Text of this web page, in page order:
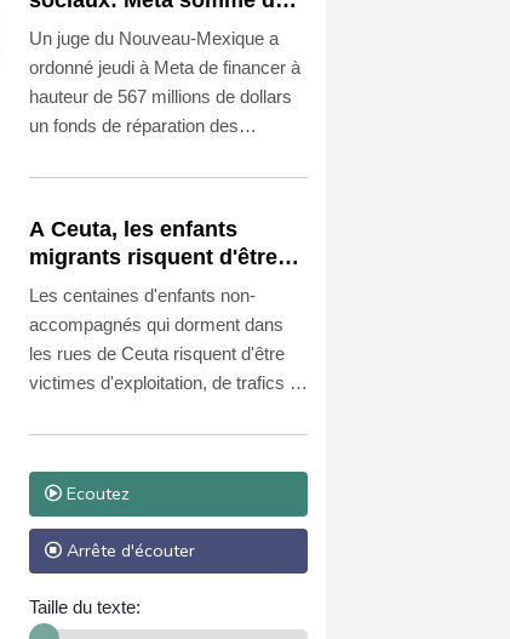
verser près d'un milliard
de dollars au Nouveau-
Mexique
Un juge du Nouveau-Mexique a
ordonné jeudi à Meta de financer à
hauteur de 567 millions de dollars
un fonds de réparation des
par ses plateformes, jugées
public", une première aux États-
Unis pour un réseau social.
A Ceuta, les enfants
migrants risquent d'être
victimes de maltraitance et
d'exploitation, avertissent
des ONG
Les centaines d'enfants non-
accompagnés qui dorment dans
les rues de Ceuta risquent d'être
victimes d'exploitation, de trafics et
la semaine dernière du Maroc dans
cette enclave espagnole, ont alerté
jeudi des associations.
Ecoutez
Arrête d'écouter
Taille du texte: